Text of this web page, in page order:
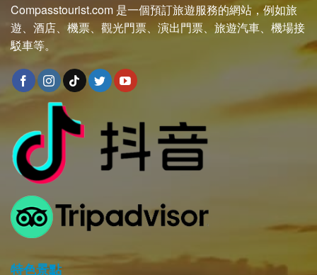
Compasstourist.com 是一個預訂旅遊服務的網站，例如旅
遊、酒店、機票、觀光門票、演出門票、旅遊汽車、機場接
駁車等。
特色景點